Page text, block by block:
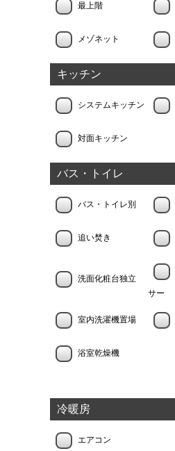
最上階
メゾネット
キッチン
システムキッチン
対面キッチン
バス・トイレ
バス・トイレ別
追い焚き
洗面化粧台独立
サー
室内洗濯機置場
浴室乾燥機
冷暖房
エアコン